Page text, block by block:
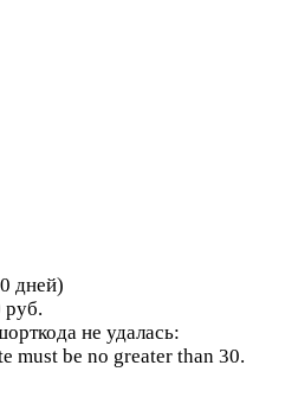
дней)
руб.
не удалась:
must be no greater than 30.